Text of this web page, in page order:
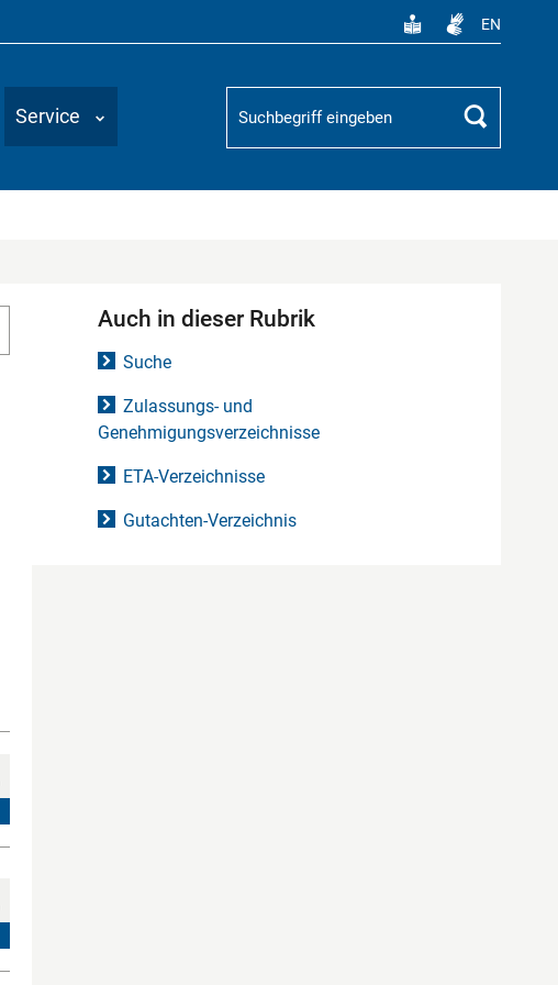
EN
Service
Suchbegriff
Suchen
Auch in dieser Rubrik
Suche
Zulassungs- und
Genehmigungsverzeichnisse
ETA-Verzeichnisse
Gutachten-Verzeichnis